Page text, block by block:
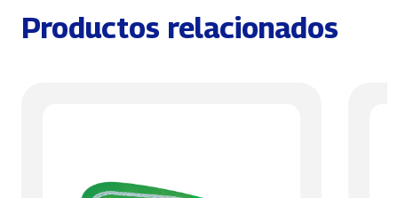
Productos relacionados